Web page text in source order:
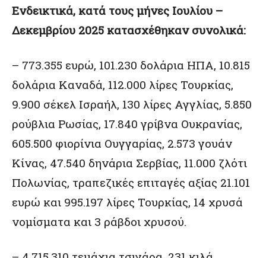
Ενδεικτικά, κατά τους μήνες Ιουλίου –
Δεκεμβρίου 2025 κατασχέθηκαν συνολικά:
– 773.355 ευρώ, 101.230 δολάρια ΗΠΑ, 10.815
δολάρια Καναδά, 112.000 λίρες Τουρκίας,
9.900 σέκελ Ισραήλ, 130 λίρες Αγγλίας, 5.850
ρούβλια Ρωσίας, 17.840 γρίβνα Ουκρανίας,
605.500 φιορίνια Ουγγαρίας, 2.573 γουάν
Κίνας, 47.540 δηνάρια Σερβίας, 11.000 ζλότι
Πολωνίας, τραπεζικές επιταγές αξίας 21.101
ευρώ και 995.197 λίρες Τουρκίας, 14 χρυσά
νομίσματα και 3 ράβδοι χρυσού.